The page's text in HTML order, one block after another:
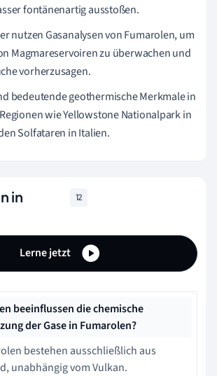
fontänenartig ausstoßen.
nutzen Gasanalysen von Fumarolen, um
Magmareservoiren zu überwachen und
vorherzusagen.
bedeutende geothermische Merkmale in
wie Yellowstone Nationalpark in
Solfataren in Italien.
in
12
Lerne jetzt
beeinflussen die chemische
der Gase in Fumarolen?
bestehen ausschließlich aus
unabhängig vom Vulkan.